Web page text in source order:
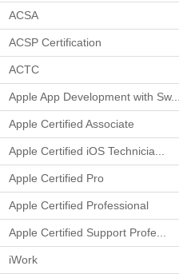
ACSA
ACSP Certification
ACTC
Apple App Development with Sw...
Apple Certified Associate
Apple Certified iOS Technicia...
Apple Certified Pro
Apple Certified Professional
Apple Certified Support Profe...
iWork